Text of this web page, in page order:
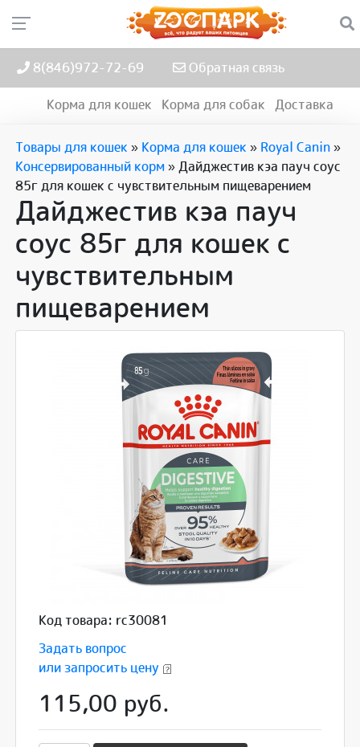
8(846)972-72-69 Обратная связь
Корма для кошек Корма для собак Доставка
Товары для кошек » Корма для кошек » Royal Canin»
Консервированный корм»Дайджестив кэа пауч соус
85г для кошек с чувствительным пищеварением
Дайджестив кэа пауч
соус 85г для кошек с
чувствительным
пищеварением
Код товара: rc30081
Задать вопрос
или запросить цену
115,00 руб.